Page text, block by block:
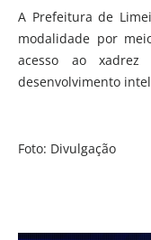
A Prefeitura de
modalidade por
acesso ao xadrez
desenvolvimento
Foto: Divulgação